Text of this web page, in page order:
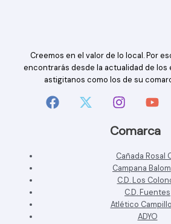
Creemos en el valor de lo local. Por
encontrarás desde la actualidad de los
astigitanos como los de su
Comarca
Cañada Rosal
Campana
C.D. Los
C.D. Fuentes
Atlético Campillo
ADYO